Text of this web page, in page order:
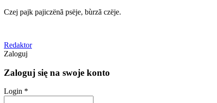
Czej pajk pajiczënã psëje, bùrzã czëje.
Redaktor
Zaloguj
Zaloguj się na swoje konto
Login *